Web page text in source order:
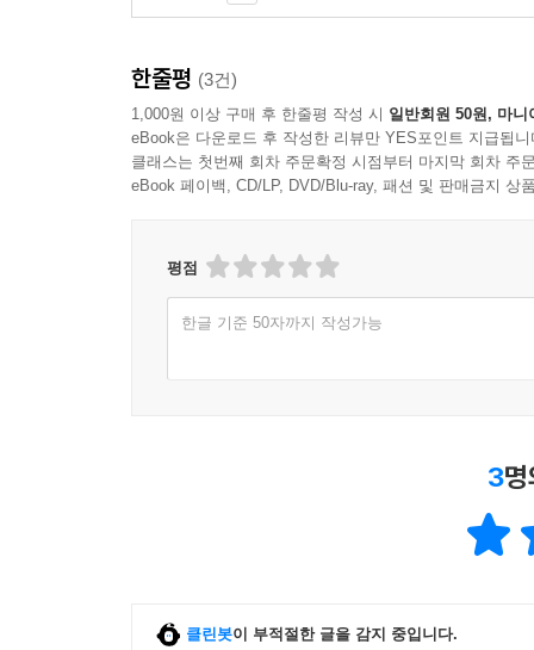
한줄평 (3건)
1,000원 이상 구매 후 한줄평 작성 시 일반회원 50원, 마니
eBook은 다운로드 후 작성한 리뷰만 YES포인트 지급됩니
클래스는 첫번째 회차 주문확정 시점부터 마지막 회차 주
eBook 페이백, CD/LP, DVD/Blu-ray, 패션 및 판매금지 상
평점
한글 기준 50자까지 작성가능
3
클린봇이 부적절한 글을 감지 중입니다.